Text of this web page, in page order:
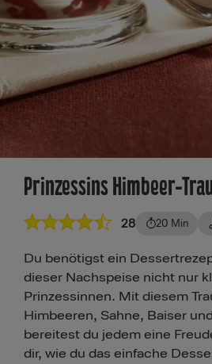
Prinzessins Himbeer-
28 20 Min
Du benötigst ein
dieser Nachspeise nicht nur
Prinzessinnen. Mit diesem
Himbeeren, Sahne, Baiser
bereitest du jedem eine
dir, wie du das einfache